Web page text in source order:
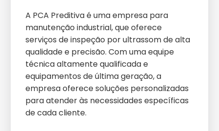
A PCA Preditiva é uma empresa para
manutenção industrial, que oferece
serviços de inspeção por ultrassom de alta
qualidade e precisão. Com uma equipe
técnica altamente qualificada e
equipamentos de última geração, a
empresa oferece soluções personalizadas
para atender às necessidades específicas
de cada cliente.